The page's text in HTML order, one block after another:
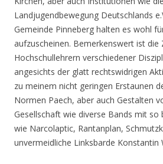
Landjugendbewegung Deutschlands
Gemeinde Pinneberg halten es wohl
aufzuscheinen. Bemerkenswert ist die
Hochschullehrern verschiedener
angesichts der glatt rechtswidrigen
zu meinem nicht geringen Erstaunen
Normen Paech, aber auch Gestalten
Gesellschaft wie diverse Bands mit so
wie Narcolaptic, Rantanplan,
unvermeidliche Linksbarde Konstantin